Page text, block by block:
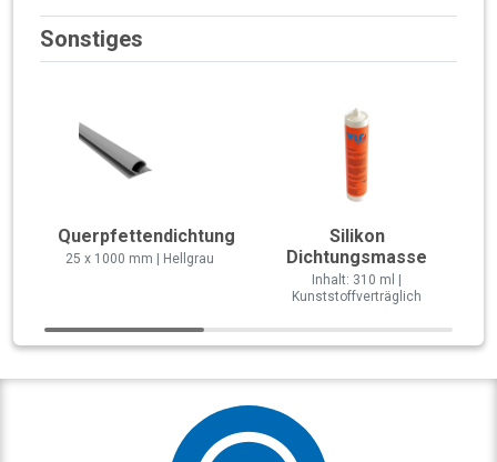
Sonstiges
Querpfettendichtung
25 x 1000 mm | Hellgrau
Silikon
Dichtungsmasse
Inhalt: 310 ml |
Kunststoffverträglich